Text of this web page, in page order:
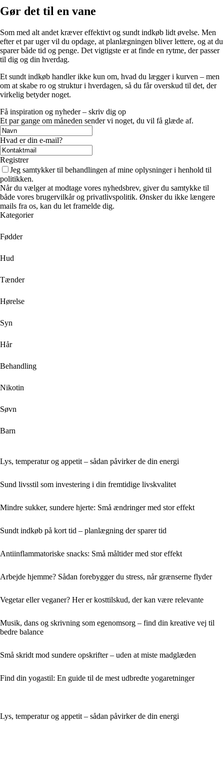
Gør det til en vane
Som med alt andet kræver effektivt og sundt indkøb lidt øvelse. Men
efter et par uger vil du opdage, at planlægningen bliver lettere, og at du
sparer både tid og penge. Det vigtigste er at finde en rytme, der passer
til dig og din hverdag.
Et sundt indkøb handler ikke kun om, hvad du lægger i kurven – men
om at skabe ro og struktur i hverdagen, så du får overskud til det, der
virkelig betyder noget.
Få inspiration og nyheder – skriv dig op
Et par gange om måneden sender vi noget, du vil få glæde af.
Hvad er din e-mail?
Registrer
Jeg samtykker til behandlingen af mine oplysninger i henhold til
politikken.
Når du vælger at modtage vores nyhedsbrev, giver du samtykke til
både vores brugervilkår og privatlivspolitik. Ønsker du ikke længere
mails fra os, kan du let framelde dig.
Kategorier
Fødder
Hud
Tænder
Hørelse
Syn
Hår
Behandling
Nikotin
Søvn
Barn
Lys, temperatur og appetit – sådan påvirker de din energi
Sund livsstil som investering i din fremtidige livskvalitet
Mindre sukker, sundere hjerte: Små ændringer med stor effekt
Sundt indkøb på kort tid – planlægning der sparer tid
Antiinflammatoriske snacks: Små måltider med stor effekt
Arbejde hjemme? Sådan forebygger du stress, når grænserne flyder
Vegetar eller veganer? Her er kosttilskud, der kan være relevante
Musik, dans og skrivning som egenomsorg – find din kreative vej til
bedre balance
Små skridt mod sundere opskrifter – uden at miste madglæden
Find din yogastil: En guide til de mest udbredte yogaretninger
Lys, temperatur og appetit – sådan påvirker de din energi